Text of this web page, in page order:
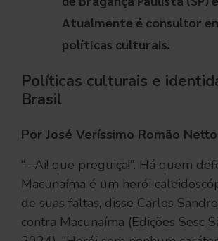
Atualmente é consultor
políticas culturais.
Políticas culturais e
Brasil
Por José Veríssimo Romão Netto
“– Ai! que preguiça!”. Há quem
Macunaíma é um herói
de suas faltas, disse Carlos
contra Macunaíma (Edições Sesc